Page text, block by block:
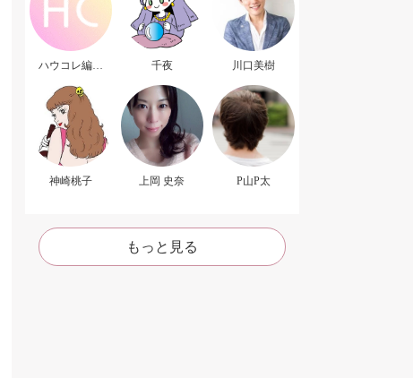
ハウコレ編集
千夜 川口美樹
神崎桃子 上岡 史奈 P山P太
もっと見る